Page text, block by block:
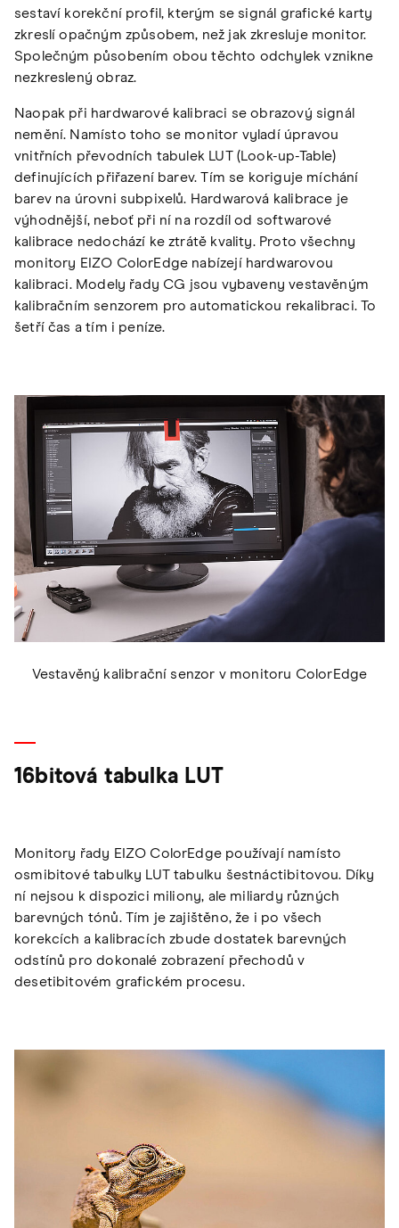
sestaví korekční profil, kterým se signál grafické karty
zkreslí opačným způsobem, než jak zkresluje monitor.
Společným působením obou těchto odchylek vznikne
nezkreslený obraz.
Naopak při hardwarové kalibraci se obrazový signál
nemění. Namísto toho se monitor vyladí úpravou
vnitřních převodních tabulek LUT (Look-up-Table)
definujících přiřazení barev. Tím se koriguje míchání
barev na úrovni subpixelů. Hardwarová kalibrace je
výhodnější, neboť při ní na rozdíl od softwarové
kalibrace nedochází ke ztrátě kvality. Proto všechny
monitory EIZO ColorEdge nabízejí hardwarovou
kalibraci. Modely řady CG jsou vybaveny vestavěným
kalibračním senzorem pro automatickou rekalibraci. To
šetří čas a tím i peníze.
Vestavěný kalibrační senzor v monitoru ColorEdge
16bitová tabulka LUT
Monitory řady EIZO ColorEdge používají namísto
osmibitové tabulky LUT tabulku šestnáctibitovou. Díky
ní nejsou k dispozici miliony, ale miliardy různých
barevných tónů. Tím je zajištěno, že i po všech
korekcích a kalibracích zbude dostatek barevných
odstínů pro dokonalé zobrazení přechodů v
desetibitovém grafickém procesu.